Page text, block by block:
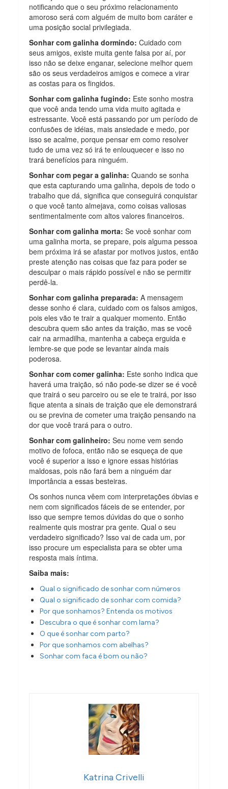
notificando que o seu próximo relacionamento
amoroso será com alguém de muito bom caráter e
uma posição social privilegiada.
Sonhar com galinha dormindo:Cuidado com
seus amigos, existe muita gente falsa por aí, por
isso não se deixe enganar, selecione melhor quem
são os seus verdadeiros amigos e comece a virar
as costas para os fingidos.
Sonhar com galinha fugindo: Este sonho mostra
que você anda tendo uma vida muito agitada e
estressante. Você está passando por um período de
confusões de idéias, mais ansiedade e medo, por
isso se acalme, porque pensar em como resolver
tudo de uma vez só irá te enlouquecer e isso no
trará benefícios para ninguém.
Sonhar com pegar a galinha: Quando se sonha
que esta capturando uma galinha, depois de todo o
trabalho que dá, significa que conseguirá conquistar
o que você tanto almejava, como coisas valiosas
sentimentalmente com altos valores financeiros.
Sonhar com galinha morta: Se você sonhar com
uma galinha morta, se prepare, pois alguma pessoa
bem próxima irá se afastar por motivos justos, então
preste atenção nas coisas que faz para poder se
desculpar o mais rápido possível e não se permitir
perdê-la.
Sonhar com galinha preparada: A mensagem
desse sonho é clara, cuidado com os falsos amigos,
pois eles vão te trair a qualquer momento. Então
descubra quem são antes da traição, mas se você
cair na armadilha, mantenha a cabeça erguida e
lembre-se que pode se levantar ainda mais
poderosa.
Sonhar com comer galinha: Este sonho indica que
haverá uma traição, só não pode-se dizer se é você
que trairá o seu parceiro ou se ele te trairá, por isso
fique atenta a sinais de traição que ele demonstrará
ou se previna de cometer uma traição pensando na
dor que você trará para o outro.
Sonhar com galinheiro: Seu nome vem sendo
motivo de fofoca, então não se esqueça de que
você é superior a isso e ignore essas histórias
maldosas, pois não fará bem a ninguém dar
importância a essas besteiras.
Os sonhos nunca vêem com interpretações óbvias e
nem com significados fáceis de se entender, por
isso que sempre temos dúvidas do que o sonho
realmente quis mostrar pra gente. Qual o seu
verdadeiro significado? Isso vai de cada um, por
isso procure um especialista para se obter uma
resposta mais íntima.
Saiba mais:
Qual o significado de sonhar com números
Qual o significado de sonhar com comida?
Por que sonhamos? Entenda os motivos
Descubra o que é sonhar com lama?
O que é sonhar com parto?
Por que sonhamos com abelhas?
Sonhar com faca é bom ou não?
Katrina Crivelli